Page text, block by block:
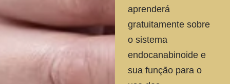
aprenderá
gratuitamente sobre
o sistema
endocanabinoide e
sua função para o